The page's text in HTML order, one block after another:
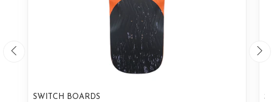
SWITCH BOARDS